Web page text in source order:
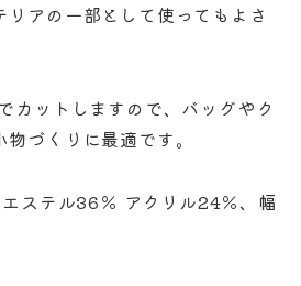
リアの一部として使ってもよさ
カットしますので、バッグやク
づくりに最適です。
ステル36％ アクリル24％、幅